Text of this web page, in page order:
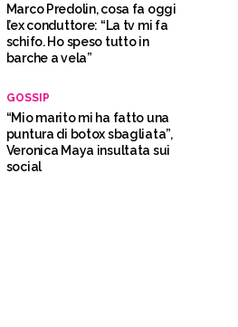
Marco Predolin, cosa fa oggi
l’ex conduttore: “La tv mi fa
schifo. Ho speso tutto in
barche a vela”
GOSSIP
“Mio marito mi ha fatto una
puntura di botox sbagliata”,
Veronica Maya insultata sui
social